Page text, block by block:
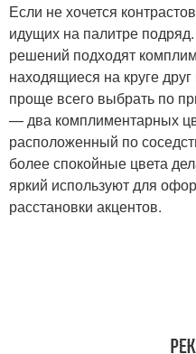
Если не хочется
идущих на палитре
решений подходят
находящиеся на круге
проще всего выбрать по
— два комплиментарных
расположенный по
более спокойные цвета
яркий используют для
расстановки акцентов.